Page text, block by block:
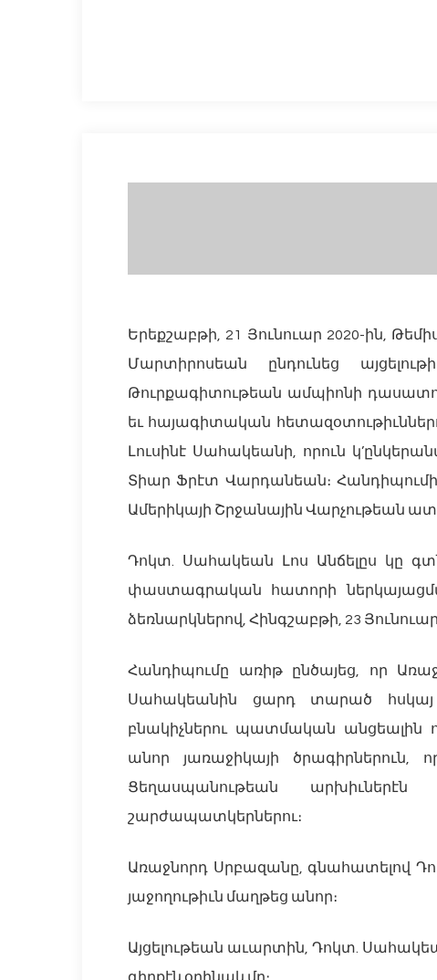
Երեքշաբթի, 21 Յունուար 2020-ին,
Մարտիրոսեան ընդունեց
Թուրքագիտութեան ամպիոնի
եւ հայագիտական
Լուսինէ Սահակեանի, ո‎րուն
Տիար Ֆրէտ Վարդանեան։
Ամերիկայի Շրջանային Վարչութեան
Դոկտ. Սահակեան Լոս Անճելըս կը
փաստագրական հատորի
ձեռնարկներով, Հինգշաբթի, 23
Հանդիպումը առիթ ընծայեց, որ
Սահակեանին ցարդ տարած հսկայ
բնակիչներու պատմական անցեալին
անոր յառաջիկայի ծրագիրներուն,
Ցեղասպանութեան
շարժապատկերներու։
Առաջնորդ Սրբազանը, գնահատելով
յաջողութիւն մաղթեց անոր։
Այցելութեան աւարտին, Դոկտ.